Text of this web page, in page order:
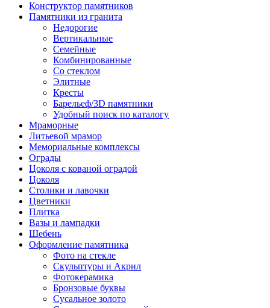
Конструктор памятников
Памятники из гранита
Недорогие
Вертикальные
Семейные
Комбинированные
Со стеклом
Элитные
Кресты
Барельеф/3D памятники
Удобный поиск по каталогу
Мраморные
Литьевой мрамор
Мемориальные комплексы
Ограды
Цоколя с кованой оградой
Цоколя
Столики и лавочки
Цветники
Плитка
Вазы и лампадки
Щебень
Оформление памятника
Фото на стекле
Скульптуры и Акрил
Фотокерамика
Бронзовые буквы
Сусальное золото